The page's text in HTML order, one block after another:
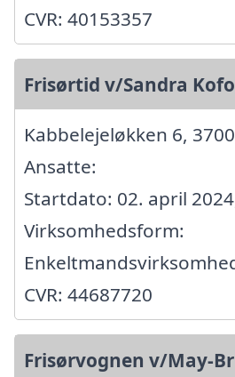
CVR: 40153357
Frisørtid v/Sandra
Kabbelejeløkken 6,
Ansatte:
Startdato: 02. april
Virksomhedsform:
CVR: 44687720
Frisørvognen v/May-